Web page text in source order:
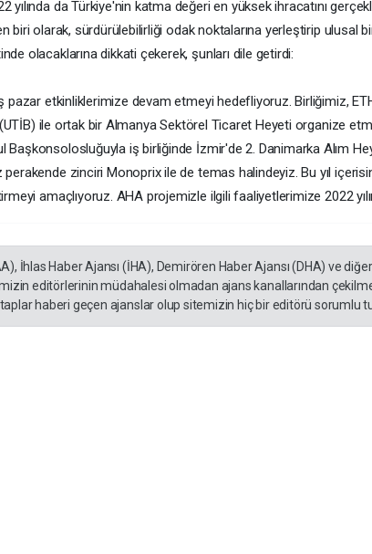
yılında da Türkiye'nin katma değeri en yüksek ihracatını
biri olarak, sürdürülebilirliği odak noktalarına yerleştirip ulusal
olacaklarına dikkati çekerek, şunları dile getirdi:
pazar etkinliklerimize devam etmeyi hedefliyoruz. Birliğimiz,
(UTİB) ile ortak bir Almanya Sektörel Ticaret Heyeti organize
Başkonsolosluğuyla iş birliğinde İzmir'de 2. Danimarka Alım
perakende zinciri Monoprix ile de temas halindeyiz. Bu yıl
amaçlıyoruz. AHA projemizle ilgili faaliyetlerimize 2022
İhlas Haber Ajansı (İHA), Demirören Haber Ajansı (DHA) ve
editörlerinin müdahalesi olmadan ajans kanallarından
haberi geçen ajanslar olup sitemizin hiç bir editörü sorumlu